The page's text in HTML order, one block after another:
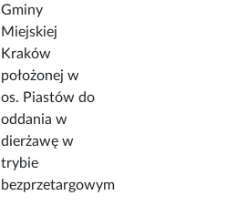
Gminy
Miejskiej
Kraków
położonej w
os. Piastów do
oddania w
dierżawę w
trybie
bezprzetargowym